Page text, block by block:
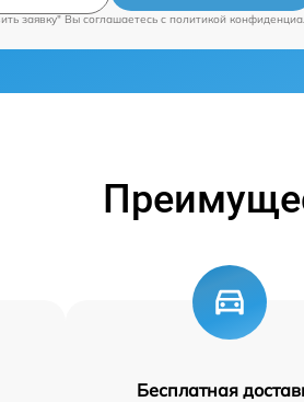
заявку" Вы соглашаетесь c политикой
Бесплатная